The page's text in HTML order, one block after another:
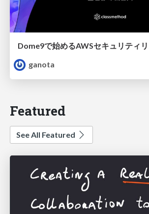
Dome9で始めるAWSセキュリティ
ganota
Featured
See All Featured